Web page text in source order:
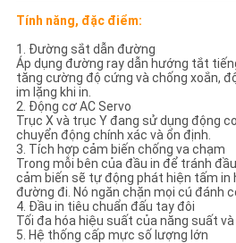
Tính năng, đặc điểm:
1. Đường sắt dẫn đường
Áp dụng đường ray dẫn hướng tắt
tăng cường độ cứng và chống xoắn,
im lặng khi in.
2. Động cơ AC Servo
Trục X và trục Y đang sử dụng động
chuyển động chính xác và ổn định.
3. Tích hợp cảm biến chống va chạm
Trong mỗi bên của đầu in để tránh
cảm biến sẽ tự động phát hiện tấm in
đường đi. Nó ngăn chặn mọi cú đánh
4. Đầu in tiêu chuẩn đấu tay đôi
Tối đa hóa hiệu suất của năng suất
5. Hệ thống cấp mực số lượng lớn